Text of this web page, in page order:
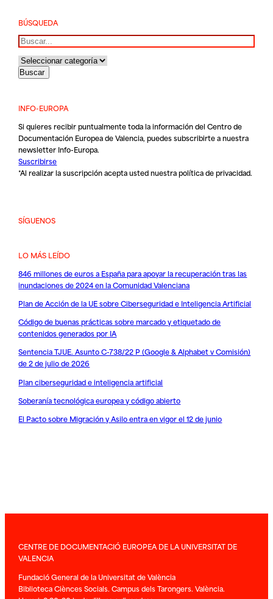
BÚSQUEDA
Buscar
INFO-EUROPA
Si quieres recibir puntualmente toda la información del Centro de
Documentación Europea de Valencia, puedes subscribirte a nuestra
newsletter Info-Europa.
Suscribirse
*Al realizar la suscripción acepta usted nuestrapolítica de privacidad.
SÍGUENOS
LO MÁS LEÍDO
846 millones de euros a España para apoyar la recuperación tras las
inundaciones de 2024 en la Comunidad Valenciana
Plan de Acción de la UE sobre Ciberseguridad e Inteligencia Artificial
Código de buenas prácticas sobre marcado y etiquetado de
contenidos generados por IA
Sentencia TJUE. Asunto C-738/22 P (Google & Alphabet v Comisión)
de 2 de julio de 2026
Plan ciberseguridad e inteligencia artificial
Soberanía tecnológica europea y código abierto
El Pacto sobre Migración y Asilo entra en vigor el 12 de junio
CENTRE DE DOCUMENTACIÓ EUROPEA DE LA UNIVERSITAT DE
VALENCIA
Fundació General de la Universitat de València
Biblioteca Ciènces Socials. Campus dels Tarongers. València.